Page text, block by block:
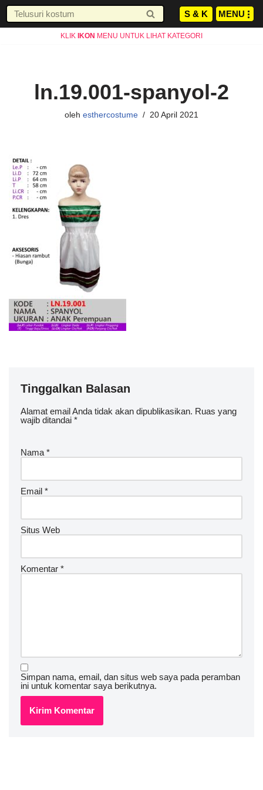
Lompat
S & K MENU
KLIK IKON MENU UNTUK LIHAT KATEGORI
ln.19.001-spanyol-2
oleh esthercostume 20 April 2021
Tinggalkan Balasan
Alamat email Anda tidak akan dipublikasikan. Ruas yang
wajib ditandai *
Nama *
Email *
Situs Web
Komentar *
Simpan nama, email, dan situs web saya pada peramban
ini untuk komentar saya berikutnya.
JAM KERJA AGUSTUS
Senin-Jumat : 10.00-19.00 WIB
Sabtu : 10.00-17.00 WIB
Minggu LIBUR
INFO